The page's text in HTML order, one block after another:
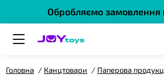
Обробляємо замовлення
Головна Канцтовари Паперова